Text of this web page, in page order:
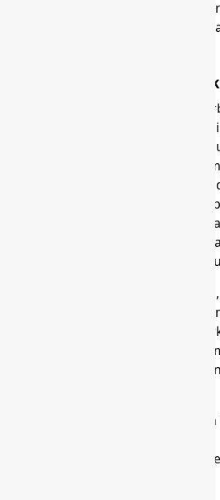
produksi dengan kualitas bahan
berusaha mengedepankan
Kenapa Saatnya Anda
Tas koper ialah pilihan yang
senang traveling. Dengan
dengan gampang membawa
perlukan. Dari mulai peralatan
bahkan juga sepatu begitu bisa
koper ini. Segeralah dapatkan
dapat di pesan dengan kualitas
menghubungi kami melalui
Telpon, Sms, WA, atau datang
Buat anda pemilik biro
sangatlah bagus memberikan
koper. Dengan di cantumkan
Anda, maka Anda akan meraih
customer akan senantiasa
Produksi Tas Koper Umroh Harga